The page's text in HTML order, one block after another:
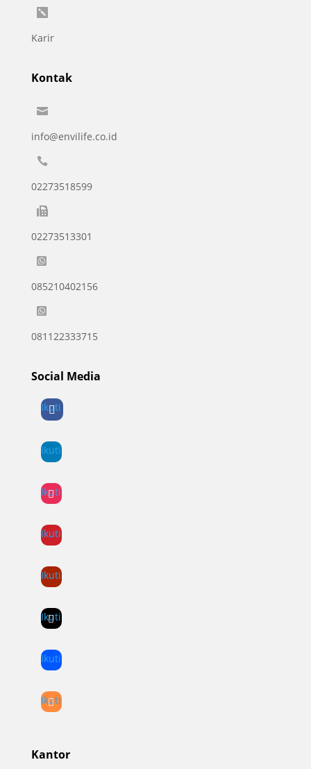

Karir
Kontak

info@envilife.co.id

02273518599

02273513301

085210402156

081122333715
Social Media
Ikuti
Ikuti
Ikuti
Ikuti
Ikuti
Ikuti
Ikuti
Ikuti
Kantor